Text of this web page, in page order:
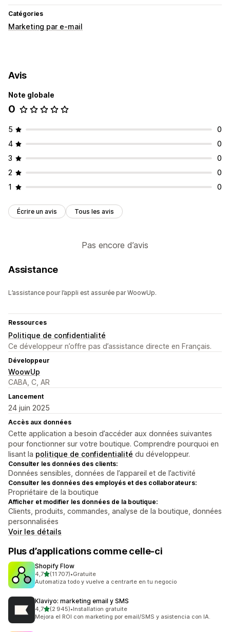
Catégories
Marketing par e-mail
Avis
Note globale
0
5
0
4
0
3
0
2
0
1
0
Écrire un avis Tous les avis
Pas encore d’avis
Assistance
L’assistance pour l’appli est assurée par WoowUp.
Ressources
Politique de confidentialité
Ce développeur n’offre pas d’assistance directe en Français.
Développeur
WoowUp
CABA, C, AR
Lancement
24 juin 2025
Accès aux données
Cette application a besoin d’accéder aux données suivantes
pour fonctionner sur votre boutique. Comprendre pourquoi en
lisant la politique de confidentialité du développeur.
Consulter les données des clients:
Données sensibles, données de l’appareil et de l’activité
Consulter les données des employés et des collaborateurs:
Propriétaire de la boutique
Afficher et modifier les données de la boutique:
Clients, produits, commandes, analyse de la boutique, données
personnalisées
Voir les détails
Plus d’applications comme celle-ci
Shopify Flow
4,7étoile(s) sur 5
(11 707)
11707 avis au total
•Gratuite
Automatiza todo y vuelve a centrarte en tu negocio
Klaviyo: marketing email y SMS
4,7étoile(s) sur 5
(2 945)
2945 avis au total
•Installation gratuite
Mejora el ROI con marketing por email/SMS y asistencia con IA.